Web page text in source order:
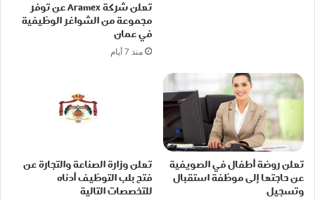
تعلن شركة Aramex عن توفر
مجموعة من الشواغر الوظيفية
في عمان
منذ 7 أيام
تعلن روضة أطفال في الصويفية
عن حاجتها إلى موظفة استقبال
وتسجيل
تعلن وزارة الصناعة والتجارة عن
فتح بلب التوظيف أدناه
للتخصصات التالية